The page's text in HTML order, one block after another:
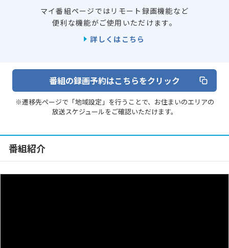
マイ番組ページではリモート録画機能など
便利な機能がご使用いただけます。
詳しくはこちら
番組の録画予約はこちらをクリック
※遷移先ページで「地域設定」を行うことで、お住まいのエリアの
放送スケジュールをご確認いただけます。
番組紹介